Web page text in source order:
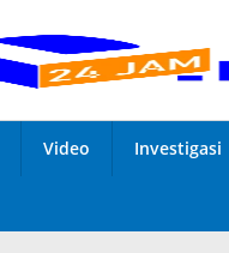
Video Investigasi